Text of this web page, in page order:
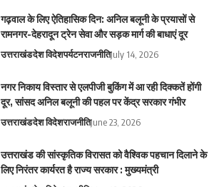
गढ़वाल के लिए ऐतिहासिक दिन: अनिल बलूनी के प्रयासों से
रामनगर-देहरादून ट्रेन सेवा और सड़क मार्ग की बाधाएं दूर
उत्तराखंडदेश विदेशपर्यटनराजनीतिJuly 14, 2026
नगर निकाय विस्तार से एलपीजी बुकिंग में आ रही दिक्कतें होंगी
दूर, सांसद अनिल बलूनी की पहल पर केंद्र सरकार गंभीर
उत्तराखंडदेश विदेशराजनीतिJune 23, 2026
उत्तराखंड की सांस्कृतिक विरासत को वैश्विक पहचान दिलाने के
लिए निरंतर कार्यरत है राज्य सरकार : मुख्यमंत्री